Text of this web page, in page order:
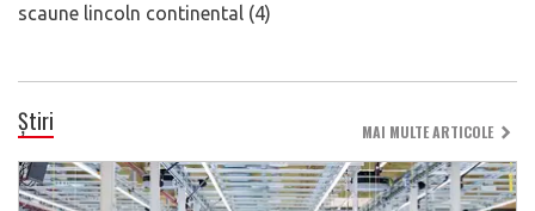
scaune lincoln continental (4)
Știri MAI MULTE ARTICOLE